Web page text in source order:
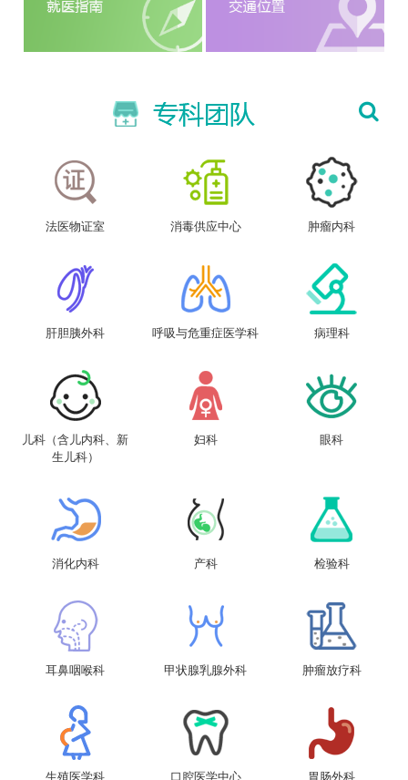
法医物证室 消毒供应中心 肿瘤内科
肝胆胰外科 呼吸与危重症医学科 病理科
儿科（含儿内科、新
生儿科）
妇科 眼科
消化内科 产科 检验科
耳鼻咽喉科 甲状腺乳腺外科 肿瘤放疗科
生殖医学科 口腔医学中心 胃肠外科